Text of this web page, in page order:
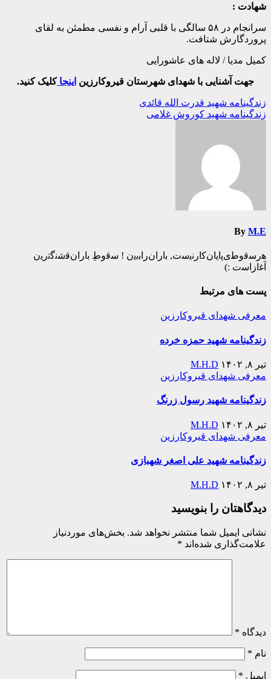
شهادت :
سرانجام در ۵۸ سالگی با قلبی آرام و نفسی مطمئن به لقای
پروردگارش شتافت.
کمیل مدیا / لاله های عاشورایی
جهت آشنایی با شهدای شهرستان قیروکارزین اینجاکلیک کنید.
راهبری
نوشته
زندگینامه شهید قدرت الله قائدی
زندگینامه شهید کوروش غلامی
By M.E
ه‍‌رس‍‌ق‍‌وط‍‌ی‌پ‍‌ای‍‌ان‌ک‍‌ارن‍‌ی‍‌س‍‌ت‌, ب‍‌اران‌راب‍‌ب‍‌ی‍‌ن ! س‍‌ق‍‌وطِ ب‍‌اران‌ق‍‌ش‍‌ن‍‌گ‍‌ت‍‌ری‍‌ن
آغ‍‌ازاس‍‌ت :)️
پست های مرتبط
معرفی شهدای قیروکارزین
زندگینامه شهید حمزه خرده
تیر ۸, ۱۴۰۲
M.H.D
معرفی شهدای قیروکارزین
زندگینامه شهید رسول زرنگ
تیر ۸, ۱۴۰۲
M.H.D
معرفی شهدای قیروکارزین
زندگینامه شهید علی اصغر شهبازی
تیر ۸, ۱۴۰۲ M.H.D
دیدگاهتان را بنویسید
نشانی ایمیل شما منتشر نخواهد شد. بخش‌های موردنیاز
علامت‌گذاری شده‌اند *
دیدگاه *
نام *
ایمیل *